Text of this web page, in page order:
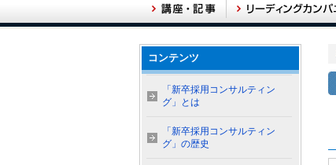
コンテンツ
「新卒採用コンサルティン
グ」とは
「新卒採用コンサルティン
グ」の歴史